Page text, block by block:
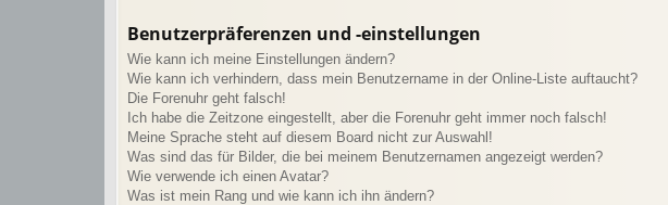
Benutzerpräferenzen und -einstellungen
Wie kann ich meine Einstellungen ändern?
Wie kann ich verhindern, dass mein Benutzername in der Online-Liste auftaucht?
Die Forenuhr geht falsch!
Ich habe die Zeitzone eingestellt, aber die Forenuhr geht immer noch falsch!
Meine Sprache steht auf diesem Board nicht zur Auswahl!
Was sind das für Bilder, die bei meinem Benutzernamen angezeigt werden?
Wie verwende ich einen Avatar?
Was ist mein Rang und wie kann ich ihn ändern?